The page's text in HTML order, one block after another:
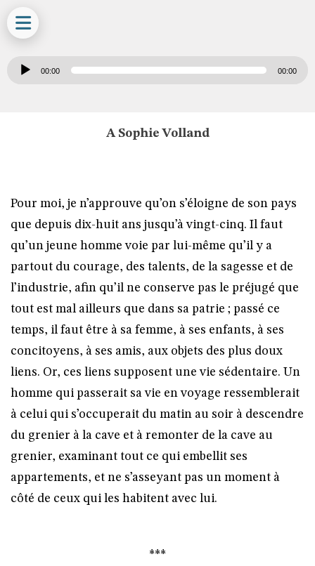
Lecteur00:00 00:00
A Sophie Volland
Pour moi, je n’approuve qu’on s’éloigne de son pays
que depuis dix-huit ans jusqu’à vingt-cinq. Il faut
qu’un jeune homme voie par lui-même qu’il y a
partout du courage, des talents, de la sagesse et de
l’industrie, afin qu’il ne conserve pas le préjugé que
tout est mal ailleurs que dans sa patrie ; passé ce
temps, il faut être à sa femme, à ses enfants, à ses
concitoyens, à ses amis, aux objets des plus doux
liens. Or, ces liens supposent une vie sédentaire. Un
homme qui passerait sa vie en voyage ressemblerait
à celui qui s’occuperait du matin au soir à descendre
du grenier à la cave et à remonter de la cave au
grenier, examinant tout ce qui embellit ses
appartements, et ne s’asseyant pas un moment à
côté de ceux qui les habitent avec lui.
***